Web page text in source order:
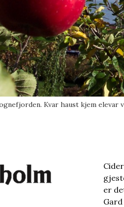
Kvar haust kjem elevar
er